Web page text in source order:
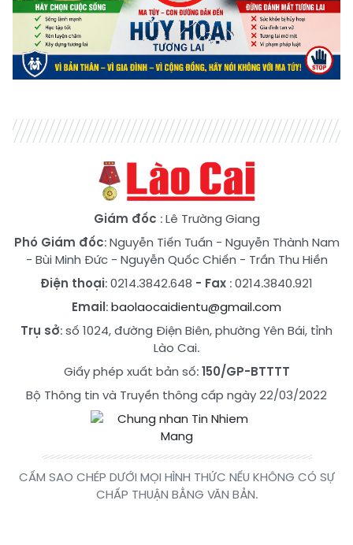
Giám đốc : Lê Trường Giang
Phó Giám đốc:Nguyễn Tiến Tuấn - Nguyễn Thành Nam
- Bùi Minh Đức- Nguyễn Quốc Chiến - Trần Thu Hiền
Điện thoại: 0214.3842.648 - Fax : 0214.3840.921
Email:baolaocaidientu@gmail.com
Trụ sở: số 1024, đường Điện Biên, phường Yên Bái, tỉnh
Lào Cai.
Giấy phép xuất bản số:150/GP-BTTTT
Bộ Thông tin và Truyền thông cấp ngày 22/03/2022
CẤM SAO CHÉP DƯỚI MỌI HÌNH THỨC NẾU KHÔNG CÓ SỰ
CHẤP THUẬN BẰNG VĂN BẢN.